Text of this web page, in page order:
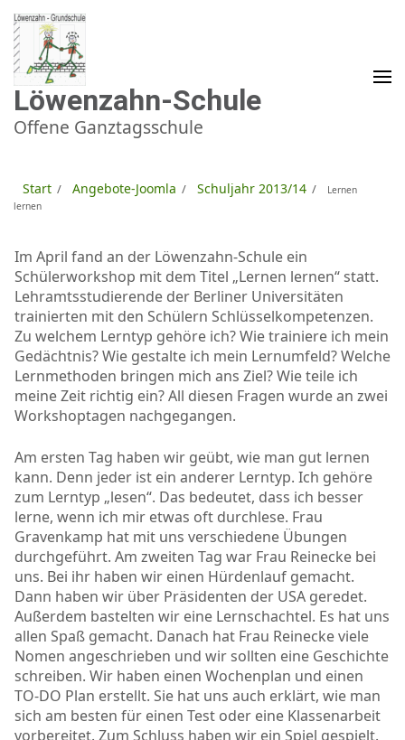
Zum
Inhalt
springen
(Enter
drücken)
Löwenzahn-Schule
Offene Ganztagsschule
Start / Angebote-Joomla / Schuljahr 2013/14 /
Lernen
lernen
Im April fand an der Löwenzahn-Schule ein
Schülerworkshop mit dem Titel „Lernen lernen“ statt.
Lehramtsstudierende der Berliner Universitäten
trainierten mit den Schülern Schlüsselkompetenzen.
Zu welchem Lerntyp gehöre ich? Wie trainiere ich mein
Gedächtnis? Wie gestalte ich mein Lernumfeld? Welche
Lernmethoden bringen mich ans Ziel? Wie teile ich
meine Zeit richtig ein? All diesen Fragen wurde an zwei
Workshoptagen nachgegangen.
Am ersten Tag haben wir geübt, wie man gut lernen
kann. Denn jeder ist ein anderer Lerntyp. Ich gehöre
zum Lerntyp „lesen“. Das bedeutet, dass ich besser
lerne, wenn ich mir etwas oft durchlese. Frau
Gravenkamp hat mit uns verschiedene Übungen
durchgeführt. Am zweiten Tag war Frau Reinecke bei
uns. Bei ihr haben wir einen Hürdenlauf gemacht.
Dann haben wir über Präsidenten der USA geredet.
Außerdem bastelten wir eine Lernschachtel. Es hat uns
allen Spaß gemacht. Danach hat Frau Reinecke viele
Nomen angeschrieben und wir sollten eine Geschichte
schreiben. Wir haben einen Wochenplan und einen
TO-DO Plan erstellt. Sie hat uns auch erklärt, wie man
sich am besten für einen Test oder eine Klassenarbeit
vorbereitet. Zum Schluss haben wir ein Spiel gespielt.